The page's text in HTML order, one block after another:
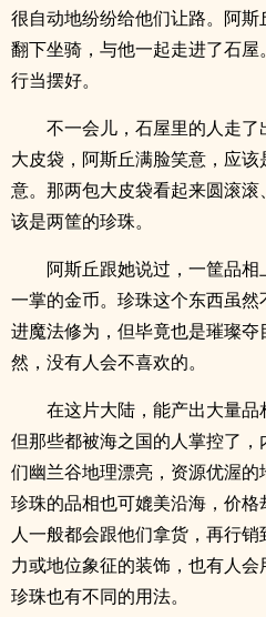
很自动地纷纷给他们让路。阿
翻下坐骑，与他一起走进了石
行当摆好。
不一会儿，石屋里的人走
大皮袋，阿斯丘满脸笑意，应
意。那两包大皮袋看起来圆滚
该是两筐的珍珠。
阿斯丘跟她说过，一筐品
一掌的金币。珍珠这个东西虽
进魔法修为，但毕竟也是璀璨
然，没有人会不喜欢的。
在这片大陆，能产出大量品
但那些都被海之国的人掌控了
们幽兰谷地理漂亮，资源优渥
珍珠的品相也可媲美沿海，价
人一般都会跟他们拿货，再行
力或地位象征的装饰，也有人
珍珠也有不同的用法。